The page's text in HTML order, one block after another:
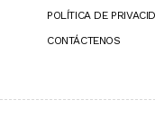
POLÍTICA DE
CONTÁCTENOS